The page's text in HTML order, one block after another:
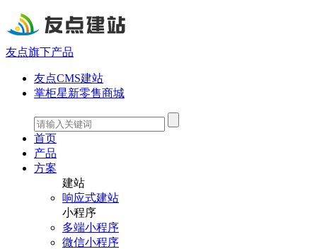
友点旗下产品
友点CMS建站
掌柜星新零售商城
首页
产品
方案
建站
响应式建站
小程序
多端小程序
微信小程序